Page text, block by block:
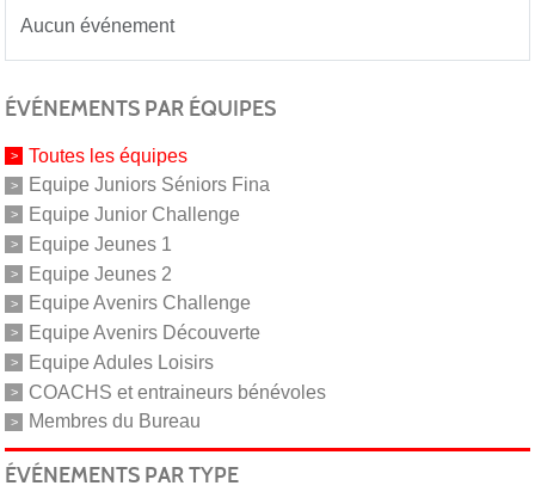
Aucun événement
ÉVÉNEMENTS PAR ÉQUIPES
Toutes les équipes
Equipe Juniors Séniors Fina
Equipe Junior Challenge
Equipe Jeunes 1
Equipe Jeunes 2
Equipe Avenirs Challenge
Equipe Avenirs Découverte
Equipe Adules Loisirs
COACHS et entraineurs bénévoles
Membres du Bureau
ÉVÉNEMENTS PAR TYPE